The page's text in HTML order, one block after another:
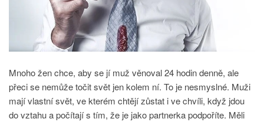
Mnoho žen chce, aby se jí muž věnoval 24 hodin denně, ale
přeci se nemůže točit svět jen kolem ní. To je nesmyslné. Muži
mají vlastní svět, ve kterém chtějí zůstat i ve chvíli, když jdou
do vztahu a počítají s tím, že je jako partnerka podpoříte. Měli